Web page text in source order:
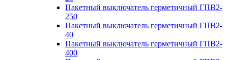
Пакетный выключатель герметичный ГПВ2-
250
Пакетный выключатель герметичный ГПВ2-
40
Пакетный выключатель герметичный ГПВ2-
400